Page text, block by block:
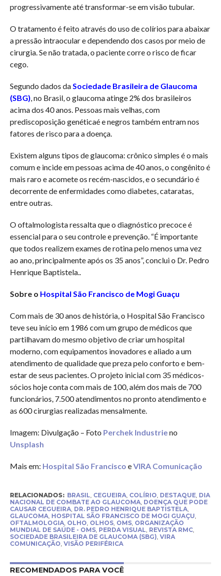
progressivamente até transformar-se em visão tubular.
O tratamento é feito através do uso de colírios para abaixar
a pressão intraocular e dependendo dos casos por meio de
cirurgia. Se não tratada, o paciente corre o risco de ficar
cego.
Segundo dados daSociedade Brasileira de Glaucoma
(SBG), no Brasil, o glaucoma atinge 2% dos brasileiros
acima dos 40 anos. Pessoas mais velhas, com
prediscoposição genéticaé e negros também entram nos
fatores de risco para a doença.
Existem alguns tipos de glaucoma: crônico simples é o mais
comum e incide em pessoas acima de 40 anos, o congênito é
mais raro e acomete os recém-nascidos, e o secundário é
decorrente de enfermidades como diabetes, cataratas,
entre outras.
O oftalmologista ressalta que o diagnóstico precoce é
essencial para o seu controle e prevenção. “É importante
que todos realizem exames de rotina pelo menos uma vez
ao ano, principalmente após os 35 anos”, conclui o Dr. Pedro
Henrique Baptistela..
Sobre o Hospital São Francisco de Mogi Guaçu
Com mais de 30 anos de história, o Hospital São Francisco
teve seu início em 1986 com um grupo de médicos que
partilhavam do mesmo objetivo de criar um hospital
moderno, com equipamentos inovadores e aliado a um
atendimento de qualidade que preza pelo conforto e bem-
estar de seus pacientes. O projeto inicial com 35 médicos-
sócios hoje conta com mais de 100, além dos mais de 700
funcionários, 7.500 atendimentos no pronto atendimento e
as 600 cirurgias realizadas mensalmente.
Imagem: Divulgação – Foto Perchek Industrieno
Unsplash
Mais em: Hospital São Francisco eVIRA Comunicação
RELACIONADOS: BRASIL CEGUEIRA, COLÍRIO DESTAQUE, DIA
NACIONAL DE COMBATE AO GLAUCOMA, DOENÇA QUE PODE
CAUSAR CEGUEIRA, DR. PEDRO HENRIQUE BAPTISTELA,
GLAUCOMA, HOSPITAL SÃO FRANCISCO DE MOGI GUAÇU
OFTALMOLOGIA, OLHO OLHOS, OMS, ORGANIZAÇÃO
MUNDIAL DE SAÚDE - OMS, PERDA VISUAL REVISTA RMC,
SOCIEDADE BRASILEIRA DE GLAUCOMA (SBG) VIRA
COMUNICAÇÃO VISÃO PERIFÉRICA
RECOMENDADOS PARA VOCÊ